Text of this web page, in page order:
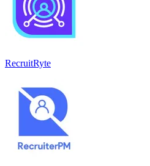
RecruitRyte